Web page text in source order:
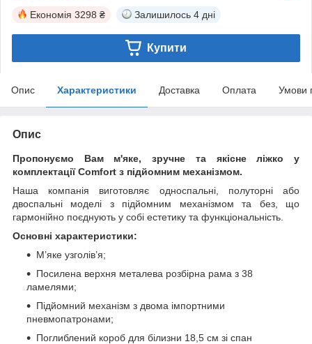
Економія 3298 ₴ Залишилось 4 дні
Купити
Опис Характеристики Доставка Оплата Умови
Опис
Пропонуємо Вам м'яке, зручне та якiсне ліжко у
комплектації Comfort з підйомним механізмом.
Наша компанія виготовляє односпальні, полуторні або
двоспальні моделі з підйомним механізмом та без, що
гармонійно поєднують у собі естетику та функціональність.
Основні характеристики:
М’яке узголів’я;
Посилена верхня металева розбірна рама з 38
ламелями;
Підйомний механізм з двома імпортними
пневмопатронами;
Поглиблений короб для білизни 18,5 см зі спан